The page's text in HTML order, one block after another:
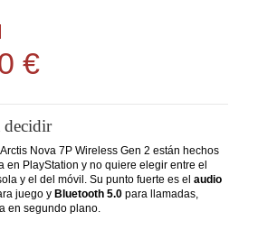
€
decidir
Nova 7P Wireless Gen 2 están hechos
en PlayStation y no quiere elegir entre el
y el del móvil. Su punto fuerte es el audio
juego y Bluetooth 5.0para llamadas,
en segundo plano.